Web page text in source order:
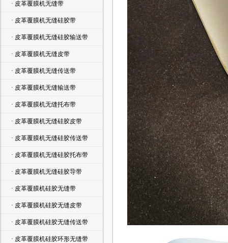
· 皮革覆膜机无缝带
· 皮革覆膜机无缝硅胶带
· 皮革覆膜机无缝硅胶输送带
· 皮革覆膜机无缝皮带
· 皮革覆膜机无缝传送带
· 皮革覆膜机无缝输送带
· 皮革覆膜机无缝托布带
· 皮革覆膜机无缝硅胶皮带
· 皮革覆膜机无缝硅胶传送带
· 皮革覆膜机无缝硅胶托布带
· 皮革覆膜机无缝硅胶导带
· 皮革覆膜机硅胶无缝带
· 皮革覆膜机硅胶无缝皮带
· 皮革覆膜机硅胶无缝传送带
· 皮革覆膜机硅胶环形无缝带